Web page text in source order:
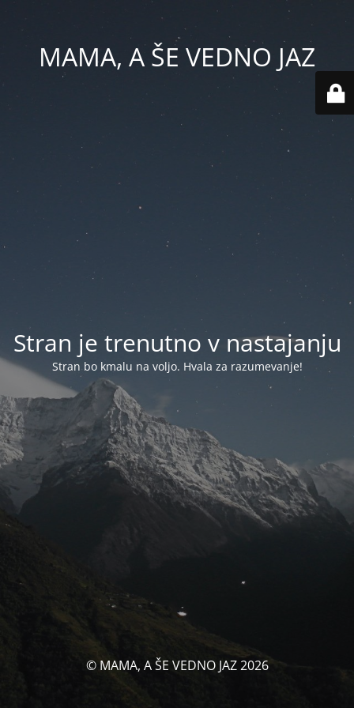
MAMA, A ŠE VEDNO JAZ
Stran je trenutno v nastajanju
Stran bo kmalu na voljo. Hvala za razumevanje!
© MAMA, A ŠE VEDNO JAZ 2026